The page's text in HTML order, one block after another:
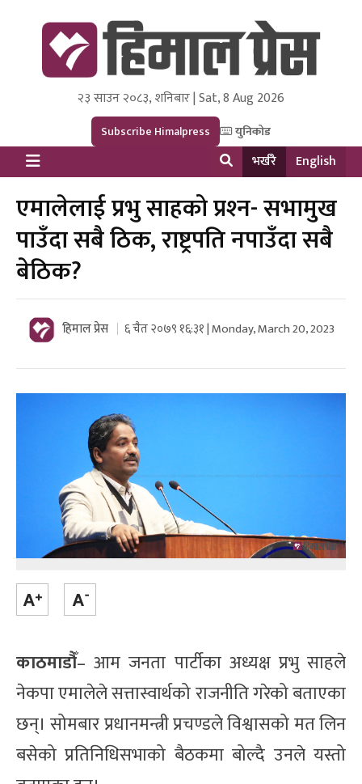
Himal Press
Dot NewsyNepal Media and Research Pvt Ltd.
२३ साउन २०८३, शनिबार | Sat, 8 Aug 2026
Subscribe Himalpress युनिकोड
भर्खरै English
एमालेलाई प्रभु साहको प्र‍श्‍न- सभामुख
पाउँदा सबै ठिक, राष्ट्रपति नपाउँदा सबै
बेठिक?
हिमाल प्रेस ६ चैत २०७९ १६:३१ | Monday, March 20, 2023
काठमाडौँ– आम जनता पार्टीका अध्यक्ष प्रभु साहले
नेकपा एमालेले सत्तास्वार्थको राजनीति गरेको बताएका
छन्। सोमबार प्रधानमन्त्री प्रचण्डले विश्वासको मत लिन
बसेको प्रतिनिधिसभाको बैठकमा बोल्दै उनले यस्तो